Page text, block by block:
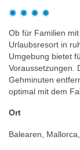
Ob für Familien
Urlaubsresort in
Umgebung bietet
Voraussetzungen.
Gehminuten
optimal mit dem
Ort
Balearen,